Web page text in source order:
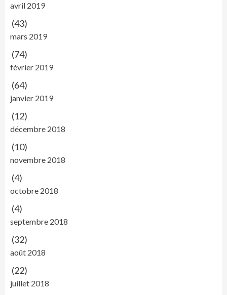
avril 2019
(43)
mars 2019
(74)
février 2019
(64)
janvier 2019
(12)
décembre 2018
(10)
novembre 2018
(4)
octobre 2018
(4)
septembre 2018
(32)
août 2018
(22)
juillet 2018